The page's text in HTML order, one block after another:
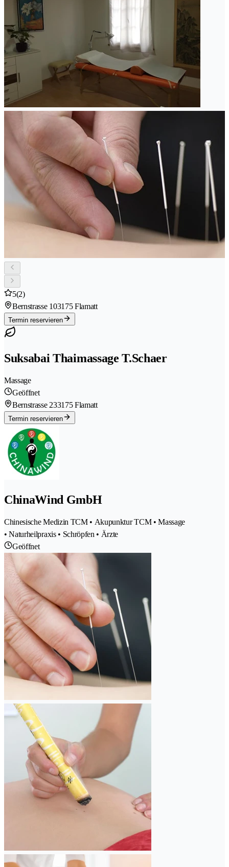
5(2)
Bernstrasse 103175 Flamatt
Termin reservieren
Suksabai Thaimassage T.Schaer
Massage
Geöffnet
Bernstrasse 233175 Flamatt
Termin reservieren
ChinaWind GmbH
Chinesische Medizin TCM • Akupunktur TCM • Massage
• Naturheilpraxis • Schröpfen • Ärzte
Geöffnet